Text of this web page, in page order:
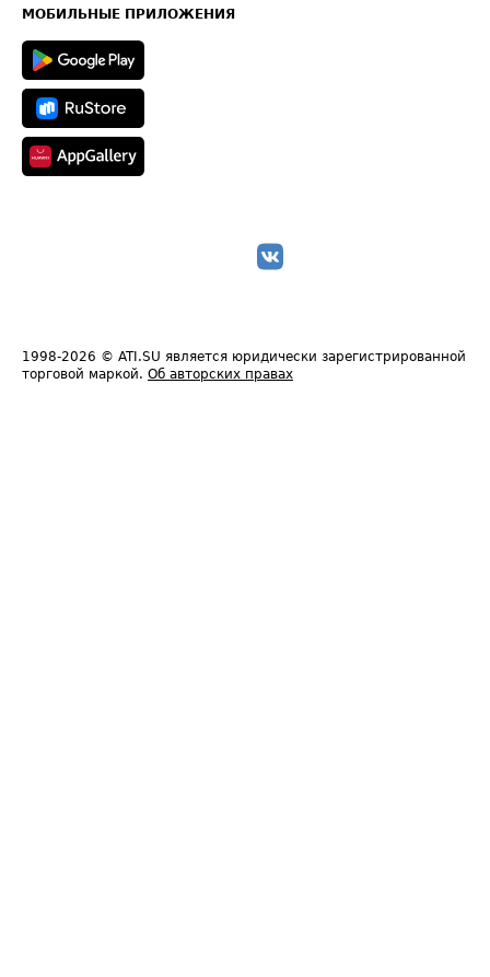
Техническая информация
МОБИЛЬНЫЕ ПРИЛОЖЕНИЯ
1998-2026 © ATI.SU является юридически зарегистрированной
торговой маркой. Об авторских правах